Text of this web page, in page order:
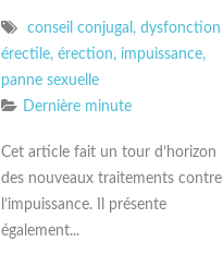
conseil conjugal , dysfonction
érectile, érection, impuissance,
panne sexuelle
Dernière minute
Cet article fait un tour d’horizon
des nouveaux traitements contre
l’impuissance. Il présente
également...